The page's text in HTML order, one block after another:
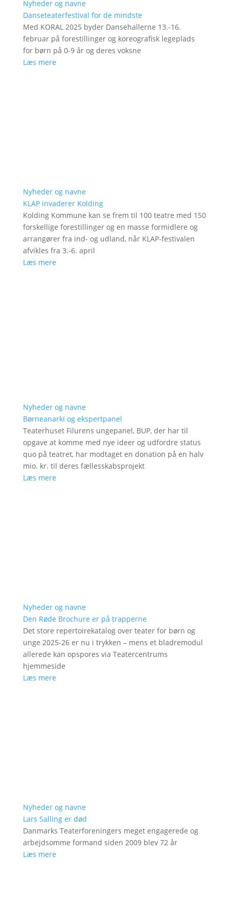
Nyheder og navne
Danseteaterfestival for de mindste
Med KORAL 2025 byder Dansehallerne 13.-16.
februar på forestillinger og koreografisk legeplads
for børn på 0-9 år og deres voksne
Læs mere
Nyheder og navne
KLAP invaderer Kolding
Kolding Kommune kan se frem til 100 teatre med 150
forskellige forestillinger og en masse formidlere og
arrangører fra ind- og udland, når KLAP-festivalen
afvikles fra 3.-6. april
Læs mere
Nyheder og navne
Børneanarki og ekspertpanel
Teaterhuset Filurens ungepanel, BUP, der har til
opgave at komme med nye ideer og udfordre status
quo på teatret, har modtaget en donation på en halv
mio. kr. til deres fællesskabsprojekt
Læs mere
Nyheder og navne
Den Røde Brochure er på trapperne
Det store repertoirekatalog over teater for børn og
unge 2025-26 er nu i trykken – mens et bladremodul
allerede kan opspores via Teatercentrums
hjemmeside
Læs mere
Nyheder og navne
Lars Salling er død
Danmarks Teaterforeningers meget engagerede og
arbejdsomme formand siden 2009 blev 72 år
Læs mere